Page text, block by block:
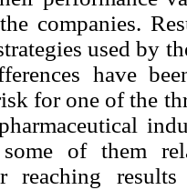
companies.
used by
have
for one of the
some of them
reaching